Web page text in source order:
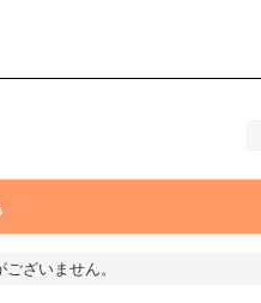
ざいません。